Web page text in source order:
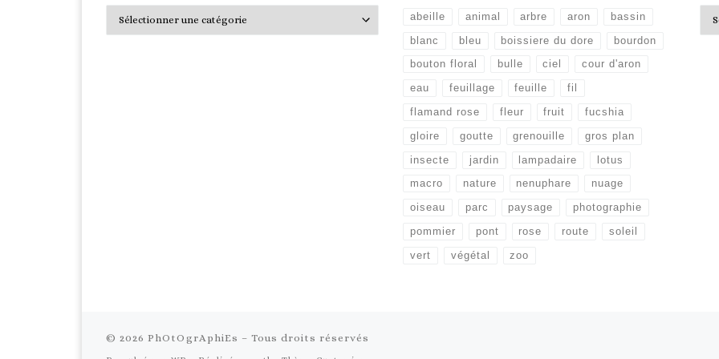
abeille animal arbre aron bassin
blanc bleu boissiere du dore bourdon
bouton floral bulle ciel cour d'aron
eau feuillage feuille fil
flamand rose fleur fruit fucshia
gloire goutte grenouille gros plan
insecte jardin lampadaire lotus
macro nature nenuphare nuage
oiseau parc paysage photographie
pommier pont rose route soleil
vert végétal zoo
© 2026 PhOtOgrAphiEs – Tous droits réservés